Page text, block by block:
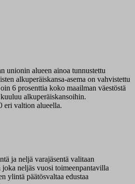
unionin alueen ainoa tunnustettu
alkuperäiskansa-asema on vahvistettu
6 prosenttia koko maailman väestöstä
alkuperäiskansoihin.
eri valtion alueella.
ja neljä varajäsentä valitaan
joka neljäs vuosi toimeenpantavilla
ylintä päätösvaltaa edustaa